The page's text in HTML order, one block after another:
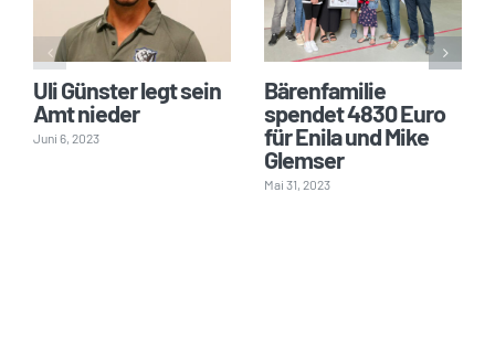
Uli Günster legt sein
Amt nieder
Juni 6, 2023
Bärenfamilie
spendet 4830 Euro
für Enila und Mike
Glemser
Mai 31, 2023